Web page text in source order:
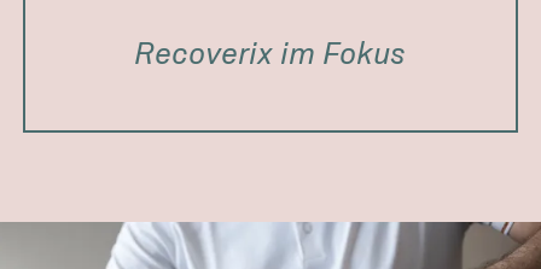
Recoverix im Fokus